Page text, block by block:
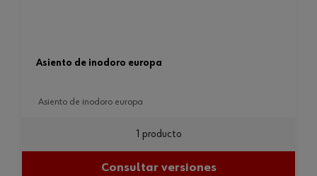
asiento de inodoro europa
asiento de inodoro europa
1 producto
Consultar versiones